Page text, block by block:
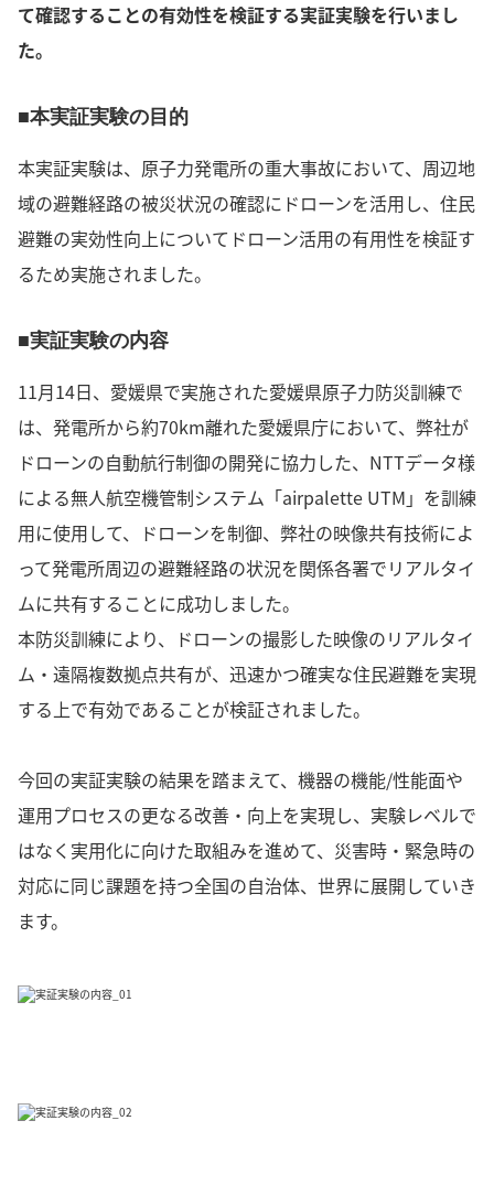
て確認することの有効性を検証する実証実験を行いまし
た。
■本実証実験の目的
本実証実験は、原子力発電所の重大事故において、周辺地
域の避難経路の被災状況の確認にドローンを活用し、住民
避難の実効性向上についてドローン活用の有用性を検証す
るため実施されました。
■実証実験の内容
11月14日、愛媛県で実施された愛媛県原子力防災訓練で
は、発電所から約70km離れた愛媛県庁において、弊社が
ドローンの自動航行制御の開発に協力した、NTTデータ様
による無人航空機管制システム「airpalette UTM」を訓練
用に使用して、ドローンを制御、弊社の映像共有技術によ
って発電所周辺の避難経路の状況を関係各署でリアルタイ
ムに共有することに成功しました。
本防災訓練により、ドローンの撮影した映像のリアルタイ
ム・遠隔複数拠点共有が、迅速かつ確実な住民避難を実現
する上で有効であることが検証されました。
今回の実証実験の結果を踏まえて、機器の機能/性能面や
運用プロセスの更なる改善・向上を実現し、実験レベルで
はなく実用化に向けた取組みを進めて、災害時・緊急時の
対応に同じ課題を持つ全国の自治体、世界に展開していき
ます。